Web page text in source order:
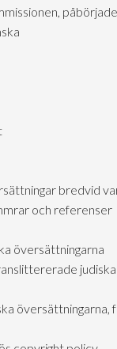
bredvid
och referenser
översättningarna
översättningarna,